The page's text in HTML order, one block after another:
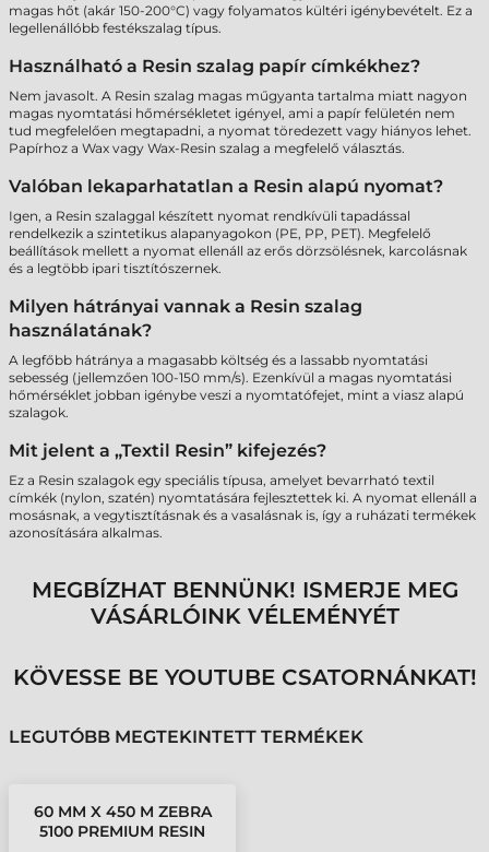
magas hőt (akár 150-200°C) vagy folyamatos kültéri igénybevételt. Ez a
legellenállóbb festékszalag típus.
Használható a Resin szalag papír címkékhez?
Nem javasolt. A Resin szalag magas műgyanta tartalma miatt nagyon
magas nyomtatási hőmérsékletet igényel, ami a papír felületén nem
tud megfelelően megtapadni, a nyomat töredezett vagy hiányos lehet.
Papírhoz a Wax vagy Wax-Resin szalag a megfelelő választás.
Valóban lekaparhatatlan a Resin alapú nyomat?
Igen, a Resin szalaggal készített nyomat rendkívüli tapadással
rendelkezik a szintetikus alapanyagokon (PE, PP, PET). Megfelelő
beállítások mellett a nyomat ellenáll az erős dörzsölésnek, karcolásnak
és a legtöbb ipari tisztítószernek.
Milyen hátrányai vannak a Resin szalag
használatának?
A legfőbb hátránya a magasabb költség és a lassabb nyomtatási
sebesség (jellemzően 100-150 mm/s). Ezenkívül a magas nyomtatási
hőmérséklet jobban igénybe veszi a nyomtatófejet, mint a viasz alapú
szalagok.
Mit jelent a „Textil Resin” kifejezés?
Ez a Resin szalagok egy speciális típusa, amelyet bevarrható textil
címkék (nylon, szatén) nyomtatására fejlesztettek ki. A nyomat ellenáll a
mosásnak, a vegytisztításnak és a vasalásnak is, így a ruházati termékek
azonosítására alkalmas.
MEGBÍZHAT BENNÜNK! ISMERJE MEG
VÁSÁRLÓINK VÉLEMÉNYÉT
KÖVESSE BE YOUTUBE CSATORNÁNKAT!
LEGUTÓBB MEGTEKINTETT TERMÉKEK
60 MM X 450 M ZEBRA
5100 PREMIUM RESIN